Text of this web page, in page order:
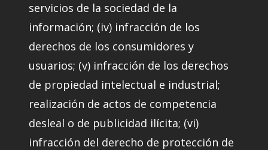
servicios de la sociedad de la
información; (iv) infracción de los
derechos de los consumidores y
usuarios; (v) infracción de los derechos
de propiedad intelectual e industrial;
realización de actos de competencia
desleal o de publicidad ilícita; (vi)
infracción del derecho de protección de